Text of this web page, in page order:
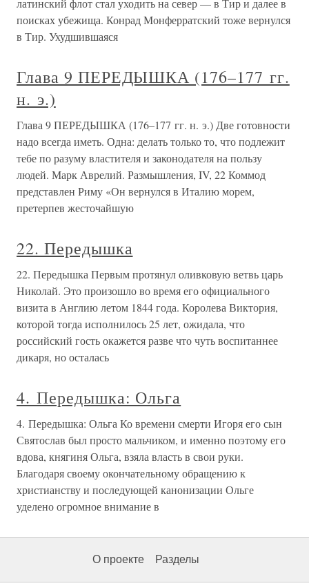
латинский флот стал уходить на север — в Тир и далее в
поисках убежища. Конрад Монферратский тоже вернулся
в Тир. Ухудшившаяся
Глава 9 ПЕРЕДЫШКА (176–177 гг.
н. э.)
Глава 9 ПЕРЕДЫШКА (176–177 гг. н. э.) Две готовности
надо всегда иметь. Одна: делать только то, что подлежит
тебе по разуму властителя и законодателя на пользу
людей. Марк Аврелий. Размышления, IV, 22 Коммод
представлен Риму «Он вернулся в Италию морем,
претерпев жесточайшую
22. Передышка
22. Передышка Первым протянул оливковую ветвь царь
Николай. Это произошло во время его официального
визита в Англию летом 1844 года. Королева Виктория,
которой тогда исполнилось 25 лет, ожидала, что
российский гость окажется разве что чуть воспитаннее
дикаря, но осталась
4. Передышка: Ольга
4. Передышка: Ольга Ко времени смерти Игоря его сын
Святослав был просто мальчиком, и именно поэтому его
вдова, княгиня Ольга, взяла власть в свои руки.
Благодаря своему окончательному обращению к
христианству и последующей канонизации Ольге
уделено огромное внимание в
О проекте Разделы